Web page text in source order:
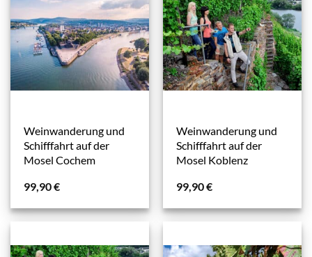
Weinwanderung und
Schifffahrt auf der
Mosel Cochem
99,90€
Weinwanderung und
Schifffahrt auf der
Mosel Koblenz
99,90€